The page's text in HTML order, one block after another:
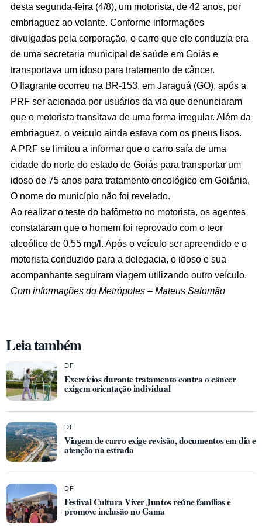
desta segunda-feira (4/8), um motorista, de 42 anos, por
embriaguez ao volante. Conforme informações
divulgadas pela corporação, o carro que ele conduzia era
de uma secretaria municipal de saúde em Goiás e
transportava um idoso para tratamento de câncer.
O flagrante ocorreu na BR-153, em Jaraguá (GO), após a
PRF ser acionada por usuários da via que denunciaram
que o motorista transitava de uma forma irregular. Além da
embriaguez, o veículo ainda estava com os pneus lisos.
A PRF se limitou a informar que o carro saía de uma
cidade do norte do estado de Goiás para transportar um
idoso de 75 anos para tratamento oncológico em Goiânia.
O nome do município não foi revelado.
Ao realizar o teste do bafômetro no motorista, os agentes
constataram que o homem foi reprovado com o teor
alcoólico de 0.55 mg/l. Após o veículo ser apreendido e o
motorista conduzido para a delegacia, o idoso e sua
acompanhante seguiram viagem utilizando outro veículo.
Com informações do Metrópoles – Mateus Salomão
Leia também
DF
Exercícios durante tratamento contra o câncer
exigem orientação individual
DF
Viagem de carro exige revisão, documentos em dia e
atenção na estrada
DF
Festival Cultura Viver Juntos reúne famílias e
promove inclusão no Gama